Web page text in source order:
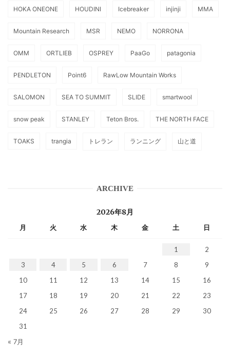
HOKA ONEONE HOUDINI Icebreaker injinji MMA
Mountain Research MSR NEMO NORRONA
OMM ORTLIEB OSPREY PaaGo patagonia
PENDLETON Point6 RawLow Mountain Works
SALOMON SEA TO SUMMIT SLIDE smartwool
snow peak STANLEY Teton Bros. THE NORTH FACE
TOAKS trangia トレラン ランニング 山と道
ARCHIVE
2026年8月
月 火 水 木 金 土 日
1
2
3
4 5 6 7 8
9
10
11 12 13 14 15
16
17
18 19 20 21 22
23
24
25 26 27 28 29
30
31
« 7月